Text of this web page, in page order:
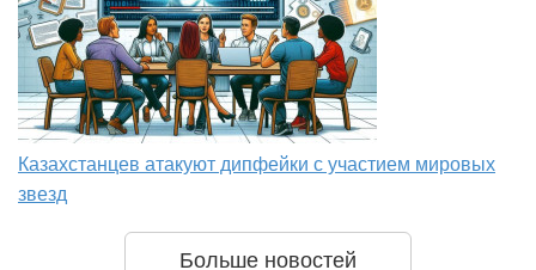
Казахстанцев атакуют дипфейки с участием мировых
звезд
Больше новостей